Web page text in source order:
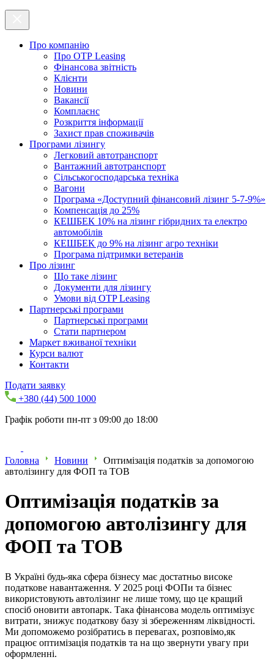
Про компанію
Про ОТР Leasing
Фінансова звітність
Клієнти
Новини
Вакансії
Комплаєнс
Розкриття інформації
Захист прав споживачів
Програми лізингу
Легковий автотранспорт
Вантажний автотранспорт
Cільськогосподарська техніка
Вагони
Програма «Доступний фінансовий лізинг 5-7-9%»
Компенсація до 25%
КЕШБЕК 10% на лізинг гібридних та електро
автомобілів
КЕШБЕК до 9% на лізинг агро техніки
Програма підтримки ветеранів
Про лізинг
Що таке лізинг
Документи для лізингу
Умови від OTP Leasing
Партнерські програми
Партнерські програми
Стати партнером
Маркет вживаної техніки
Курси валют
Контакти
Подати заявку
+380 (44) 500 1000
Графік роботи пн-пт з 09:00 до 18:00
Головна Новини
Оптимізація податків за допомогою
автолізингу для ФОП та ТОВ
Оптимізація податків за
допомогою автолізингу для
ФОП та ТОВ
В Україні будь-яка сфера бізнесу має достатньо високе
податкове навантаження. У 2025 році ФОПи та бізнес
використовують автолізинг не лише тому, що це кращий
спосіб оновити автопарк. Така фінансова модель оптимізує
витрати, знижує податкову базу зі збереженням ліквідності.
Ми допоможемо розібратись в перевагах, розповімо,як
працює оптимізація податків та на що звернути увагу при
оформленні.